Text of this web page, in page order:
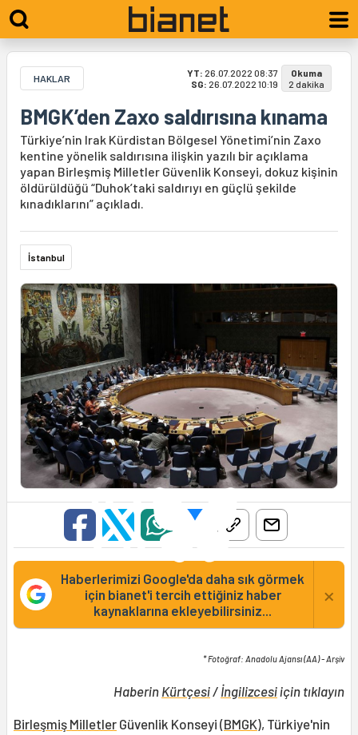
HAKLAR YT: 26.07.2022 08:37
SG: 26.07.2022 10:19
Okuma
2 dakika
BMGK’den Zaxo saldırısına kınama
Türkiye’nin Irak Kürdistan Bölgesel Yönetimi’nin Zaxo
kentine yönelik saldırısına ilişkin yazılı bir açıklama
yapan Birleşmiş Milletler Güvenlik Konseyi, dokuz kişinin
öldürüldüğü “Duhok’taki saldırıyı en güçlü şekilde
kınadıklarını” açıkladı.
İstanbul
Haberlerimizi Google'da daha sık görmek
için bianet'i tercih ettiğiniz haber
kaynaklarına ekleyebilirsiniz...
×
* Fotoğraf: Anadolu Ajansı (AA) - Arşiv
Haberin Kürtçesi/ İngilizcesiiçin tıklayın
Birleşmiş Milletler Güvenlik Konseyi (BMGK), Türkiye'nin